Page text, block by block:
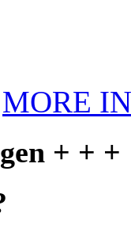
MORE
+ + +